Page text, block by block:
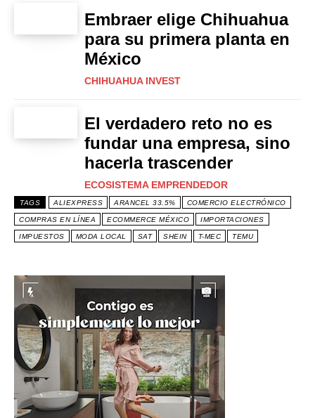
Embraer elige Chihuahua
para su primera planta en
México
CHIHUAHUA INVEST
El verdadero reto no es
fundar una empresa, sino
hacerla trascender
ECOSISTEMA EMPRENDEDOR
TAGS ALIEXPRESS ARANCEL 33.5% COMERCIO ELECTRÓNICO
COMPRAS EN LÍNEA ECOMMERCE MÉXICO IMPORTACIONES
IMPUESTOS MODA LOCAL SAT SHEIN T-MEC TEMU